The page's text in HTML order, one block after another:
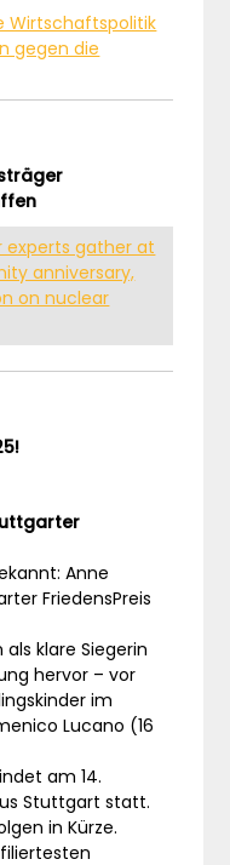
Wirtschaftspolitik
gegen die
experts gather at
anniversary,
on nuclear
Anne
FriedensPreis
klare Siegerin
hervor – vor
im
Lucano (16
am 14.
Stuttgart statt.
in Kürze.